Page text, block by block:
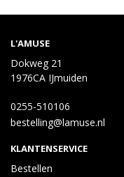
L'AMUSE
Dokweg 21
1976CA IJmuiden
0255-510106
bestelling@lamuse.nl
KLANTENSERVICE
Bestellen